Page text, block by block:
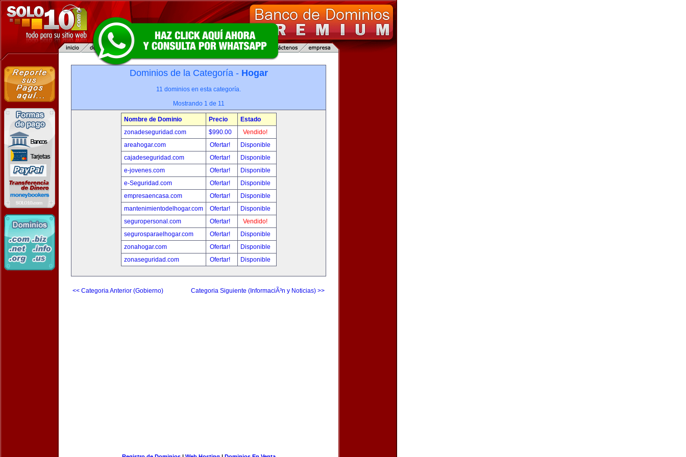
Dominios de la Categoría - Hogar
11 dominios en esta categoría.
Mostrando 1 de 11
Nombre de Dominio Precio
Estado
zonadeseguridad.com
$990.00
Vendido!
areahogar.com
Ofertar!
Disponible
cajadeseguridad.com
Ofertar!
Disponible
e-jovenes.com
Ofertar!
Disponible
e-Seguridad.com
Ofertar!
Disponible
empresaencasa.com
Ofertar!
Disponible
mantenimientodelhogar.com
Ofertar!
Disponible
seguropersonal.com
Ofertar!
Vendido!
segurosparaelhogar.com
Ofertar!
Disponible
zonahogar.com
Ofertar!
Disponible
zonaseguridad.com
Ofertar! Disponible
<< Categoria Anterior (Gobierno) Categoria Siguiente (InformaciÃ³n y Noticias) >>